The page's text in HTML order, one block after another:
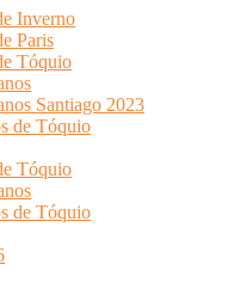
Inverno
Paris
Tóquio
Santiago 2023
de Tóquio
Tóquio
de Tóquio